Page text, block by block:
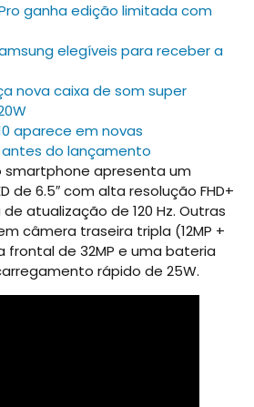
ganha edição limitada com
elegíveis para receber a
nova caixa de som super
aparece em novas
do lançamento
smartphone apresenta um
de 6.5″ com alta resolução FHD+
atualização de 120 Hz. Outras
câmera traseira tripla (12MP +
frontal de 32MP e uma bateria
rápido de 25W.